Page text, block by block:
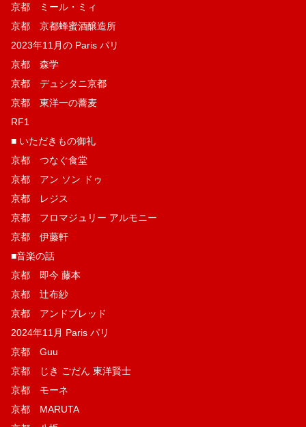
京都 ミール・ミィ
京都 京都蜂蜜酒醸造所
2023年11月の Paris パリ
京都 森学
京都 デュシタニ京都
京都 東洋一の蕎麦
RF1
■ いただきもの御礼
京都 つなぐ食堂
京都 アン ソン ドゥ
京都 レジス
京都 フロマジュリー アルモニー
京都 伊藤軒
■音楽の話
京都 即今 藤本
京都 辻布紗
京都 アンドブレッド
2024年11月 Paris パリ
京都 Guu
京都 じき ごだん 東洋賢士
京都 モーネ
京都 MARUTA